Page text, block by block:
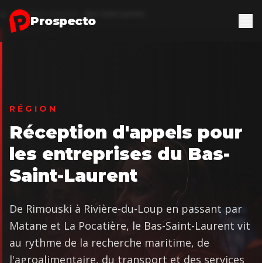
Aller au contenu principal
Prospecto
AccueilRéception d'appels
RÉGION
Réception d'appels pour
les entreprises du Bas-
Saint-Laurent
De Rimouski à Rivière-du-Loup en passant par
Matane et La Pocatière, le Bas-Saint-Laurent vit
au rythme de la recherche maritime, de
l'agroalimentaire, du transport et des services